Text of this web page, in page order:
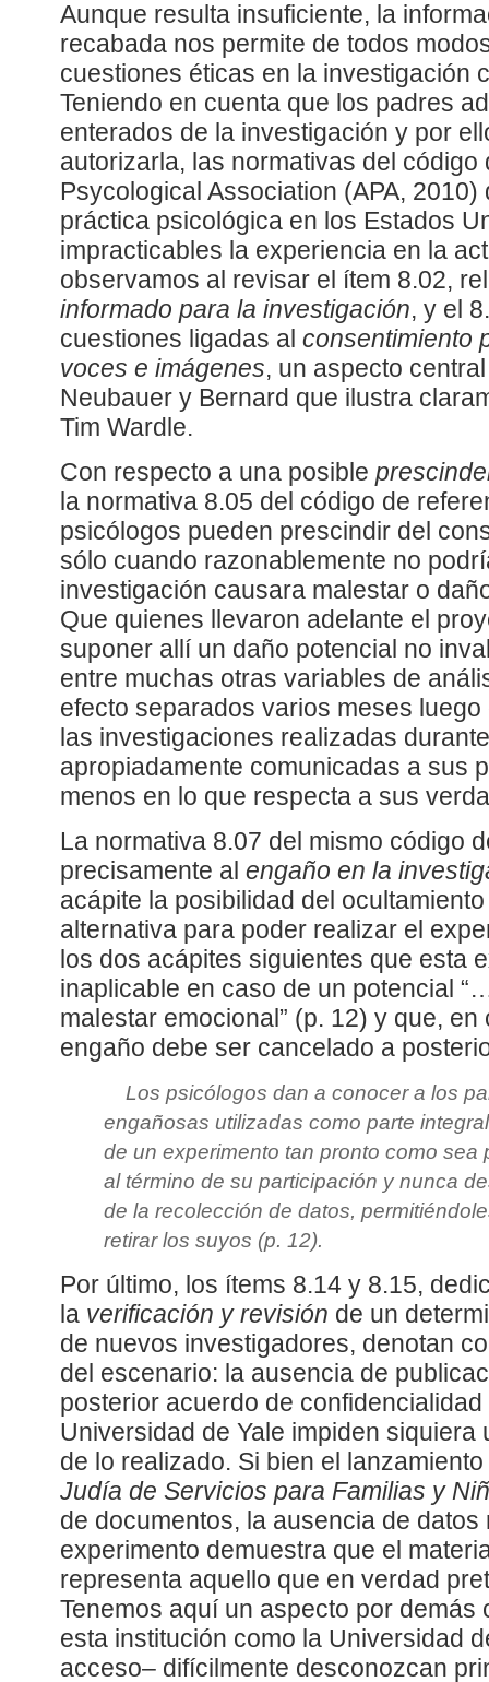
Aunque resulta insuficiente, la
recabada nos permite de todos
cuestiones éticas en la investigación
Teniendo en cuenta que los padres
enterados de la investigación y por
autorizarla, las normativas del código
Psycological Association (APA, 2010)
práctica psicológica en los Estados
impracticables la experiencia en la
observamos al revisar el ítem 8.02,
informado para la investigación, y el
cuestiones ligadas al consentimiento
voces e imágenes, un aspecto
Neubauer y Bernard que ilustra
Tim Wardle.
Con respecto a una posible
la normativa 8.05 del código de
psicólogos pueden prescindir del
sólo cuando razonablemente no
investigación causara malestar o
Que quienes llevaron adelante el
suponer allí un daño potencial no
entre muchas otras variables de
efecto separados varios meses
las investigaciones realizadas
apropiadamente comunicadas a sus
menos en lo que respecta a sus
La normativa 8.07 del mismo código
precisamente al engaño en la
acápite la posibilidad del
alternativa para poder realizar el
los dos acápites siguientes que esta
inaplicable en caso de un potencial
malestar emocional” (p. 12) y que,
engaño debe ser cancelado a
Los psicólogos dan a conocer a los
engañosas utilizadas como parte
de un experimento tan pronto como sea
al término de su participación y nunca
de la recolección de datos,
retirar los suyos (p. 12).
Por último, los ítems 8.14 y 8.15,
la verificación y revisión de un
de nuevos investigadores, denotan
del escenario: la ausencia de
posterior acuerdo de
Universidad de Yale impiden siquiera
de lo realizado. Si bien el
Judía de Servicios para Familias y
de documentos, la ausencia de
experimento demuestra que el
representa aquello que en verdad
Tenemos aquí un aspecto por demás
esta institución como la Universidad
acceso– difícilmente desconozcan